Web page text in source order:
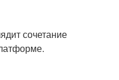
сочетание